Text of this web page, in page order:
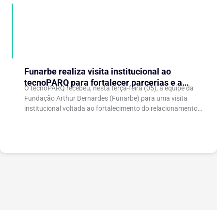
Funarbe realiza visita institucional ao
tecnoPARQ para fortalecer parcerias e a
gestão da inovação
O tecnoPARQ recebeu, nesta terça-feira (05), a equipe da
Fundação Arthur Bernardes (Funarbe) para uma visita
institucional voltada ao fortalecimento do relacionamento